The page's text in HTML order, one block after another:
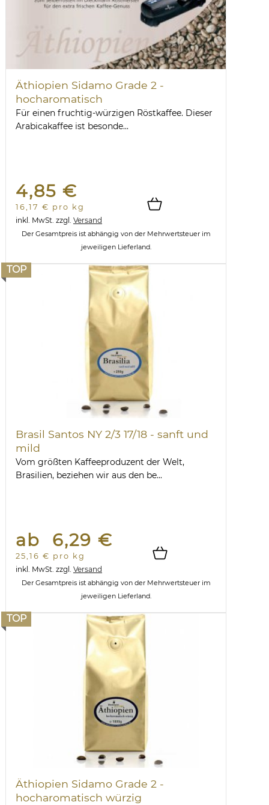
Äthiopien Sidamo Grade 2 -
hocharomatisch
Für einen fruchtig-würzigen Röstkaffee. Dieser
Arabicakaffee ist besonde...
4,85 €
16,17 € pro kg
inkl. MwSt. zzgl. Versand
Der Gesamtpreis ist abhängig von der Mehrwertsteuer im
jeweiligen Lieferland.
TOP
Brasil Santos NY 2/3 17/18 - sanft und
mild
Vom größten Kaffeeproduzent der Welt,
Brasilien, beziehen wir aus den be...
ab 6,29 €
25,16 € pro kg
inkl. MwSt. zzgl. Versand
Der Gesamtpreis ist abhängig von der Mehrwertsteuer im
jeweiligen Lieferland.
TOP
Äthiopien Sidamo Grade 2 -
hocharomatisch würzig